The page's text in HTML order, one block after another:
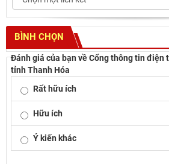
BÌNH CHỌN
Đánh giá của bạn về Cổng thông tin điện
tỉnh Thanh Hóa
Rất hữu ích
Hữu ích
Ý kiến khác